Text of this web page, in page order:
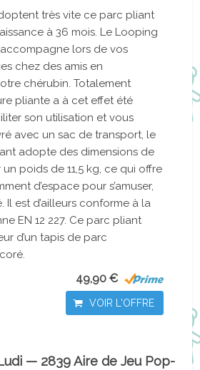
très vite ce parc pliant
à 36 mois. Le Looping
lors de vos
chez des amis en
chérubin. Totalement
pliante a à cet effet été
son utilisation et vous
avec un sac de transport, le
adopte des dimensions de
poids de 11,5 kg, ce qui offre
d’espace pour s’amuser,
Il est d’ailleurs conforme à la
EN 12 227. Ce parc pliant
d’un tapis de parc
49,90 €
VOIR L'OFFRE
— 2839 Aire de Jeu Pop-